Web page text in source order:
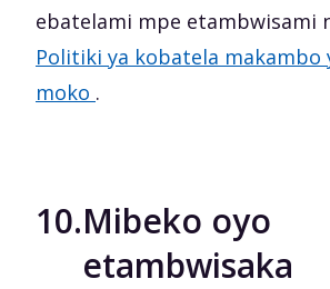
ebatelami mpe etambwisami
Politiki ya kobatela makambo
moko .
10.Mibeko oyo
etambwisaka